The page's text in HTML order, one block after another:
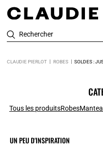
Rechercher
CLAUDIE PIERLOT ROBES SOLDES :
Tous les produitsRobes
UN PEU D'INSPIRATION